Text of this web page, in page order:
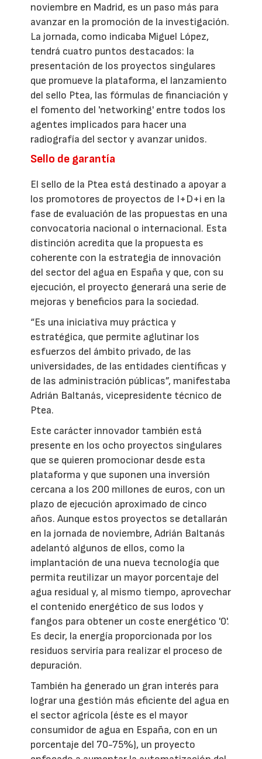
noviembre en Madrid, es un paso más para
avanzar en la promoción de la investigación.
La jornada, como indicaba Miguel López,
tendrá cuatro puntos destacados: la
presentación de los proyectos singulares
que promueve la plataforma, el lanzamiento
del sello Ptea, las fórmulas de financiación y
el fomento del 'networking' entre todos los
agentes implicados para hacer una
radiografía del sector y avanzar unidos.
Sello de garantía
El sello de la Ptea está destinado a apoyar a
los promotores de proyectos de I+D+i en la
fase de evaluación de las propuestas en una
convocatoria nacional o internacional. Esta
distinción acredita que la propuesta es
coherente con la estrategia de innovación
del sector del agua en España y que, con su
ejecución, el proyecto generará una serie de
mejoras y beneficios para la sociedad.
“Es una iniciativa muy práctica y
estratégica, que permite aglutinar los
esfuerzos del ámbito privado, de las
universidades, de las entidades científicas y
de las administración públicas”, manifestaba
Adrián Baltanás, vicepresidente técnico de
Ptea.
Este carácter innovador también está
presente en los ocho proyectos singulares
que se quieren promocionar desde esta
plataforma y que suponen una inversión
cercana a los 200 millones de euros, con un
plazo de ejecución aproximado de cinco
años. Aunque estos proyectos se detallarán
en la jornada de noviembre, Adrián Baltanás
adelantó algunos de ellos, como la
implantación de una nueva tecnología que
permita reutilizar un mayor porcentaje del
agua residual y, al mismo tiempo, aprovechar
el contenido energético de sus lodos y
fangos para obtener un coste energético '0'.
Es decir, la energía proporcionada por los
residuos serviría para realizar el proceso de
depuración.
También ha generado un gran interés para
lograr una gestión más eficiente del agua en
el sector agrícola (éste es el mayor
consumidor de agua en España, con en un
porcentaje del 70-75%), un proyecto